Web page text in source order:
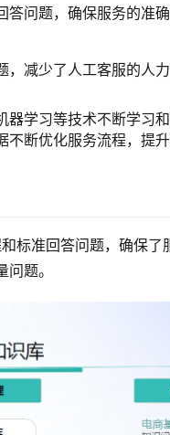
问题，确保服务的准确
，减少了人工客服的人
器学习等技术不断学习
断优化服务流程，提升
标准回答问题，确保了
题。